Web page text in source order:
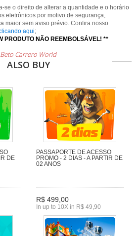
se o direito de alterar a quantidade e o horário
eletrônicos por motivo de segurança,
maior sem aviso prévio. Confira nosso
aqui;
PRODUTO NÃO REEMBOLSÁVEL! **
Beto Carrero World
ALSO BUY
DE
PASSAPORTE DE ACESSO
PROMO - 2 DIAS - A PARTIR DE
02 ANOS
R$ 499,00
In up to 10X in R$ 49,90